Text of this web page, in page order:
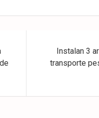
Instalan 3
transporte